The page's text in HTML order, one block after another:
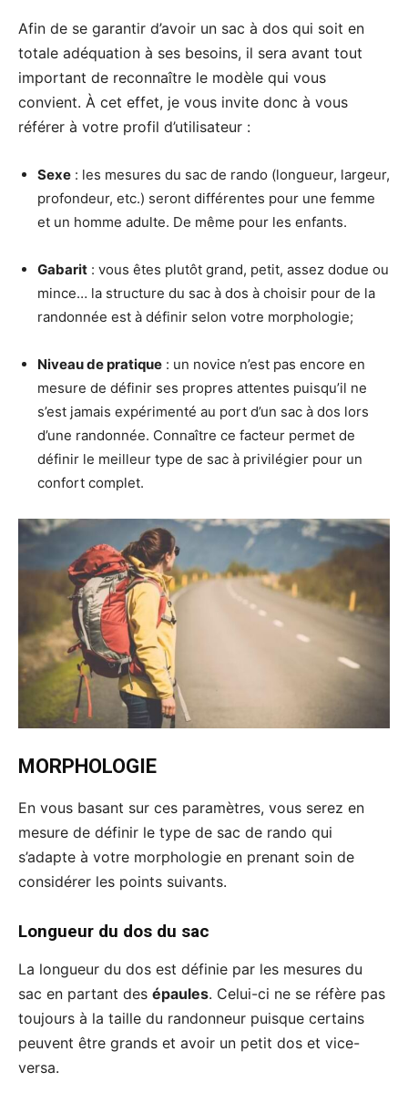
Afin de se garantir d’avoir un sac à dos qui soit en
totale adéquation à ses besoins, il sera avant tout
important de reconnaître le modèle qui vous
convient. À cet effet, je vous invite donc à vous
référer à votre profil d’utilisateur :
Sexe : les mesures du sac de rando (longueur, largeur,
profondeur, etc.) seront différentes pour une femme
et un homme adulte. De même pour les enfants.
Gabarit : vous êtes plutôt grand, petit, assez dodue ou
mince… la structure du sac à dos à choisir pour de la
randonnée est à définir selon votre morphologie;
Niveau de pratique : un novice n’est pas encore en
mesure de définir ses propres attentes puisqu’il ne
s’est jamais expérimenté au port d’un sac à dos lors
d’une randonnée. Connaître ce facteur permet de
définir le meilleur type de sac à privilégier pour un
confort complet.
MORPHOLOGIE
En vous basant sur ces paramètres, vous serez en
mesure de définir le type de sac de rando qui
s’adapte à votre morphologie en prenant soin de
considérer les points suivants.
Longueur du dos du sac
La longueur du dos est définie par les mesures du
sac en partant des épaules. Celui-ci ne se réfère pas
toujours à la taille du randonneur puisque certains
peuvent être grands et avoir un petit dos et vice-
versa.